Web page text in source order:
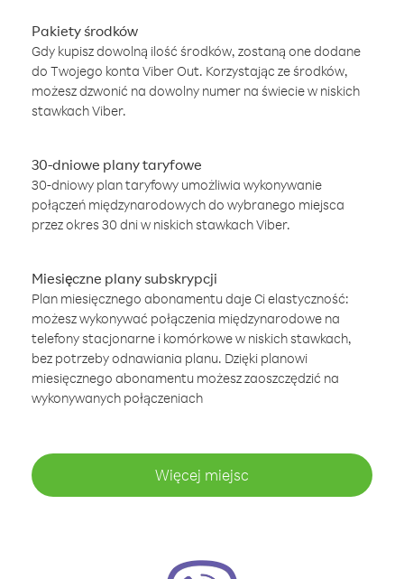
Pakiety środków
Gdy kupisz dowolną ilość środków, zostaną one dodane
do Twojego konta Viber Out. Korzystając ze środków,
możesz dzwonić na dowolny numer na świecie w niskich
stawkach Viber.
30-dniowe plany taryfowe
30-dniowy plan taryfowy umożliwia wykonywanie
połączeń międzynarodowych do wybranego miejsca
przez okres 30 dni w niskich stawkach Viber.
Miesięczne plany subskrypcji
Plan miesięcznego abonamentu daje Ci elastyczność:
możesz wykonywać połączenia międzynarodowe na
telefony stacjonarne i komórkowe w niskich stawkach,
bez potrzeby odnawiania planu. Dzięki planowi
miesięcznego abonamentu możesz zaoszczędzić na
wykonywanych połączeniach
Więcej miejsc